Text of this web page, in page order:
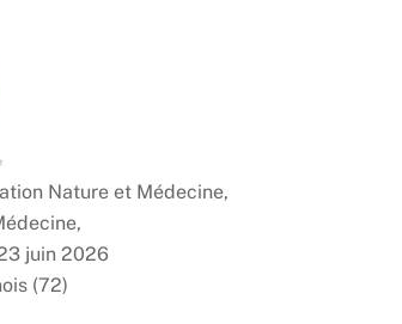
Nature et Médecine,
juin 2026
(72)